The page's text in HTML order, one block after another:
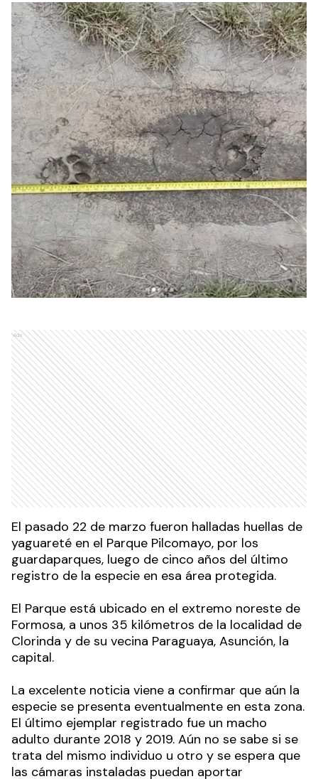
Ads
El pasado 22 de marzo fueron halladas huellas de
yaguareté en el Parque Pilcomayo, por los
guardaparques, luego de cinco años del último
registro de la especie en esa área protegida.
El Parque está ubicado en el extremo noreste de
Formosa, a unos 35 kilómetros de la localidad de
Clorinda y de su vecina Paraguaya, Asunción, la
capital.
La excelente noticia viene a confirmar que aún la
especie se presenta eventualmente en esta zona.
El último ejemplar registrado fue un macho
adulto durante 2018 y 2019. Aún no se sabe si se
trata del mismo individuo u otro y se espera que
las cámaras instaladas puedan aportar